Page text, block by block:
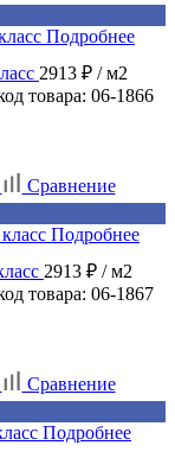
Подробнее
2913 ₽ / м2
товара: 06-1866
Сравнение
Подробнее
2913 ₽ / м2
товара: 06-1867
Сравнение
Подробнее